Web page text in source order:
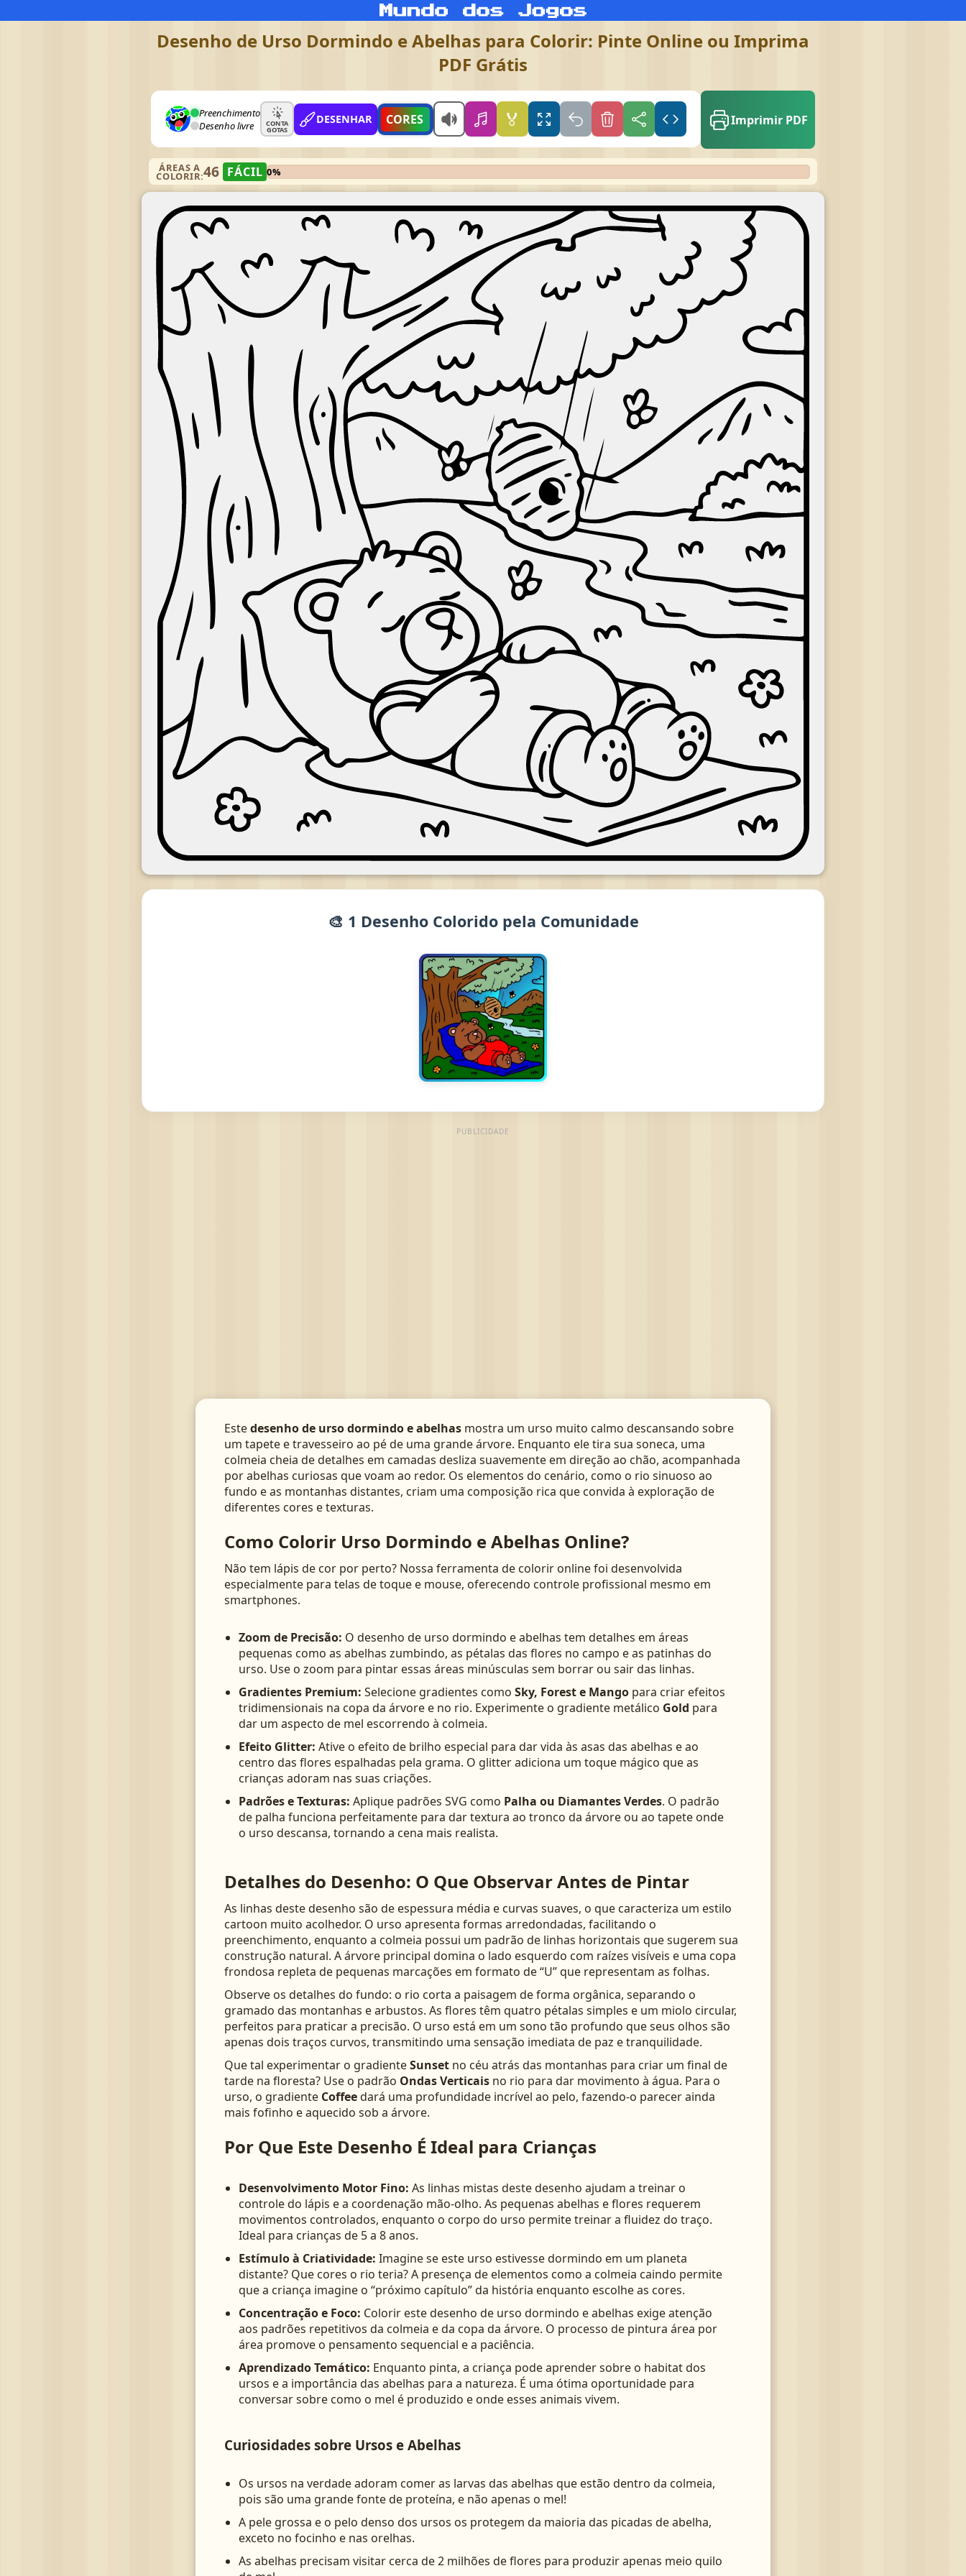
Desenho de Urso Dormindo e Abelhas para Colorir: Pinte Online ou Imprima
PDF Grátis
Preenchimento
Desenho livre
CONTA
GOTAS
DESENHAR CORES 🏅 Imprimir PDF
ÁREAS A
COLORIR:46 FÁCIL 0%
🎨 1 Desenho Colorido pela Comunidade
PUBLICIDADE
Estedesenho de urso dormindo e abelhas mostra um urso muito calmo descansando sobre
um tapete e travesseiro ao pé de uma grande árvore. Enquanto ele tira sua soneca, uma
colmeia cheia de detalhes em camadas desliza suavemente em direção ao chão, acompanhada
por abelhas curiosas que voam ao redor. Os elementos do cenário, como o rio sinuoso ao
fundo e as montanhas distantes, criam uma composição rica que convida à exploração de
diferentes cores e texturas.
Como Colorir Urso Dormindo e Abelhas Online?
Não tem lápis de cor por perto? Nossa ferramenta de colorir online foi desenvolvida
especialmente para telas de toque e mouse, oferecendo controle profissional mesmo em
smartphones.
Zoom de Precisão: O desenho de urso dormindo e abelhas tem detalhes em áreas
pequenas como as abelhas zumbindo, as pétalas das flores no campo e as patinhas do
urso. Use o zoom para pintar essas áreas minúsculas sem borrar ou sair das linhas.
Gradientes Premium: Selecione gradientes como Sky, Forest e Mango para criar efeitos
tridimensionais na copa da árvore e no rio. Experimente o gradiente metálico Gold para
dar um aspecto de mel escorrendo à colmeia.
Efeito Glitter: Ative o efeito de brilho especial para dar vida às asas das abelhas e ao
centro das flores espalhadas pela grama. O glitter adiciona um toque mágico que as
crianças adoram nas suas criações.
Padrões e Texturas: Aplique padrões SVG como Palha ou Diamantes Verdes. O padrão
de palha funciona perfeitamente para dar textura ao tronco da árvore ou ao tapete onde
o urso descansa, tornando a cena mais realista.
Detalhes do Desenho: O Que Observar Antes de Pintar
As linhas deste desenho são de espessura média e curvas suaves, o que caracteriza um estilo
cartoon muito acolhedor. O urso apresenta formas arredondadas, facilitando o
preenchimento, enquanto a colmeia possui um padrão de linhas horizontais que sugerem sua
construção natural. A árvore principal domina o lado esquerdo com raízes visíveis e uma copa
frondosa repleta de pequenas marcações em formato de “U” que representam as folhas.
Observe os detalhes do fundo: o rio corta a paisagem de forma orgânica, separando o
gramado das montanhas e arbustos. As flores têm quatro pétalas simples e um miolo circular,
perfeitos para praticar a precisão. O urso está em um sono tão profundo que seus olhos são
apenas dois traços curvos, transmitindo uma sensação imediata de paz e tranquilidade.
Que tal experimentar o gradienteSunset no céu atrás das montanhas para criar um final de
tarde na floresta? Use o padrão Ondas Verticais no rio para dar movimento à água. Para o
urso, o gradiente Coffeedará uma profundidade incrível ao pelo, fazendo-o parecer ainda
mais fofinho e aquecido sob a árvore.
Por Que Este Desenho É Ideal para Crianças
Desenvolvimento Motor Fino: As linhas mistas deste desenho ajudam a treinar o
controle do lápis e a coordenação mão-olho. As pequenas abelhas e flores requerem
movimentos controlados, enquanto o corpo do urso permite treinar a fluidez do traço.
Ideal para crianças de 5 a 8 anos.
Estímulo à Criatividade: Imagine se este urso estivesse dormindo em um planeta
distante? Que cores o rio teria? A presença de elementos como a colmeia caindo permite
que a criança imagine o “próximo capítulo” da história enquanto escolhe as cores.
Concentração e Foco: Colorir este desenho de urso dormindo e abelhas exige atenção
aos padrões repetitivos da colmeia e da copa da árvore. O processo de pintura área por
área promove o pensamento sequencial e a paciência.
Aprendizado Temático: Enquanto pinta, a criança pode aprender sobre o habitat dos
ursos e a importância das abelhas para a natureza. É uma ótima oportunidade para
conversar sobre como o mel é produzido e onde esses animais vivem.
Curiosidades sobre Ursos e Abelhas
Os ursos na verdade adoram comer as larvas das abelhas que estão dentro da colmeia,
pois são uma grande fonte de proteína, e não apenas o mel!
A pele grossa e o pelo denso dos ursos os protegem da maioria das picadas de abelha,
exceto no focinho e nas orelhas.
As abelhas precisam visitar cerca de 2 milhões de flores para produzir apenas meio quilo